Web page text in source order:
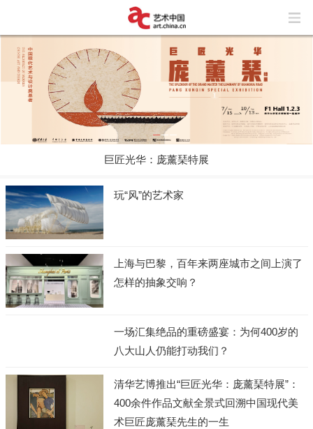
巨匠光华：庞薰琹特展
玩“风”的艺术家
上海与巴黎，百年来两座城市之间上演了
怎样的抽象交响？
一场汇集绝品的重磅盛宴：为何400岁的
八大山人仍能打动我们？
清华艺博推出“巨匠光华：庞薰琹特展”：
400余件作品文献全景式回溯中国现代美
术巨匠庞薰琹先生的一生